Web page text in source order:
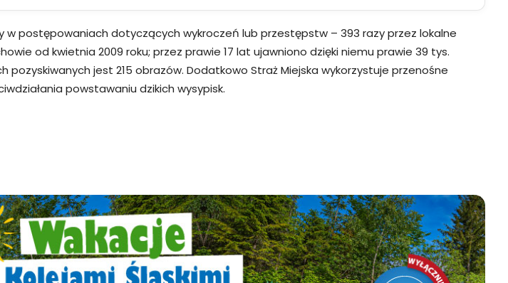
postępowaniach dotyczących wykroczeń lub przestępstw – 393 razy przez lokalne
od kwietnia 2009 roku; przez prawie 17 lat ujawniono dzięki niemu prawie 39 tys.
jest 215 obrazów. Dodatkowo Straż Miejska wykorzystuje przenośne
powstawaniu dzikich wysypisk.